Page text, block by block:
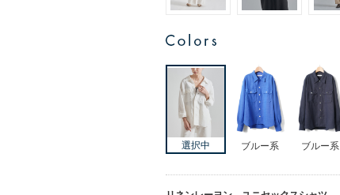
ブルー系 ブルー系